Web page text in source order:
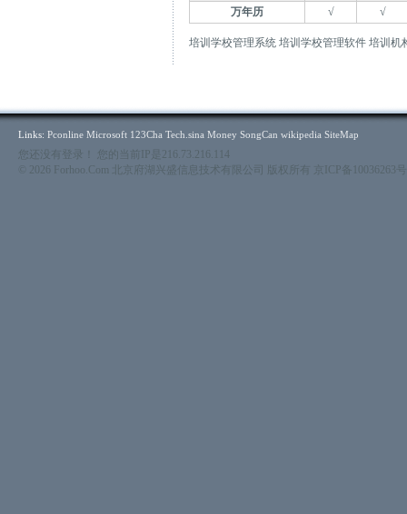
万年历 √ √
培训学校管理系统 培训学校管理软件 培训机
Links: Pconline Microsoft 123Cha Tech.sina Money SongCan wikipedia SiteMap
您还没有登录！ 您的当前IP是216.73.216.114
© 2026 Forhoo.Com 北京府湖兴盛信息技术有限公司 版权所有
京ICP备10036263